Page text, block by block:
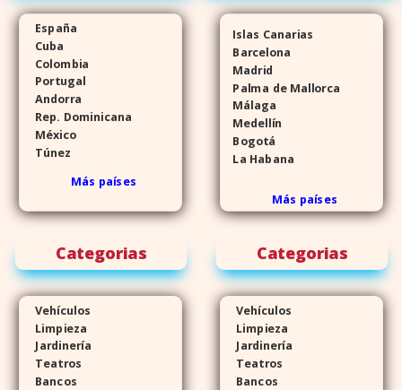
España
Cuba
Colombia
Portugal
Andorra
Rep. Dominicana
México
Túnez
Más países
Islas Canarias
Barcelona
Madrid
Palma de Mallorca
Málaga
Medellín
Bogotá
La Habana
Más países
Categorias
Vehículos
Limpieza
Jardinería
Teatros
Bancos
Categorias
Vehículos
Limpieza
Jardinería
Teatros
Bancos